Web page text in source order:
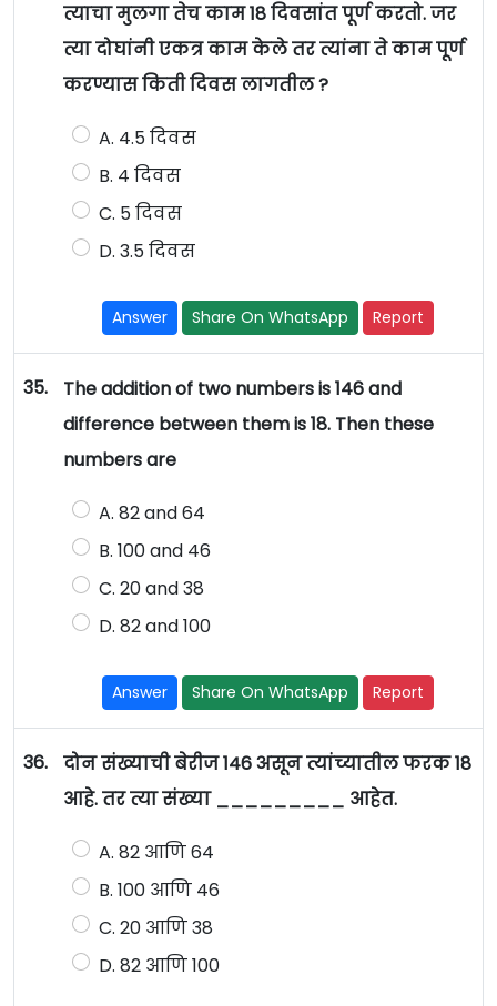
त्याचा मुलगा तेच काम 18 दिवसांत पूर्ण करतो. जर
त्या दोघांनी एकत्र काम केले तर त्यांना ते काम पूर्ण
करण्यास किती दिवस लागतील ?
A. 4.5 दिवस
B. 4 दिवस
C. 5 दिवस
D. 3.5 दिवस
Answer Share On WhatsApp Report
35.
The addition of two numbers is 146 and
difference between them is 18. Then these
numbers are
A. 82 and 64
B. 100 and 46
C. 20 and 38
D. 82 and 100
Answer Share On WhatsApp Report
36.
दोन संख्याची बेरीज 146 असून त्यांच्यातील फरक 18
आहे. तर त्या संख्या _________ आहेत.
A. 82 आणि 64
B. 100 आणि 46
C. 20 आणि 38
D. 82 आणि 100